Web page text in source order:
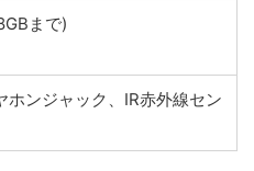
まで)
ホンジャック、IR赤外線セン